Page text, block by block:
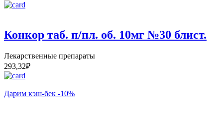
Конкор таб. п/пл. об. 10мг №30 блист.
Лекарственные препараты
293,32₽
Дарим кэш-бек -10%